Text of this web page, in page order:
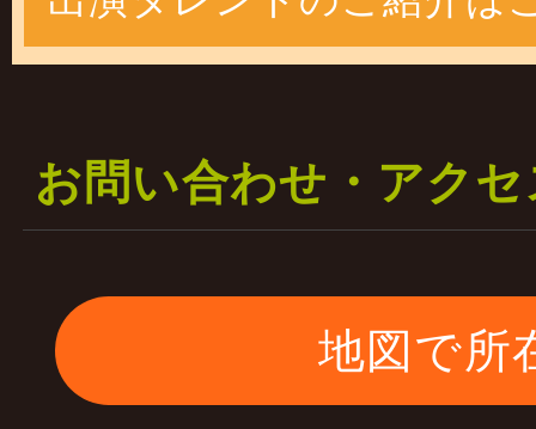
一部の料金は据え置き
二部の料金を￥５００
します
ご理解宜しくお願いい
2023年01月17日
お問い合わせ・アク
地図で所